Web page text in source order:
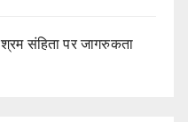
संहिता पर जागरुकता